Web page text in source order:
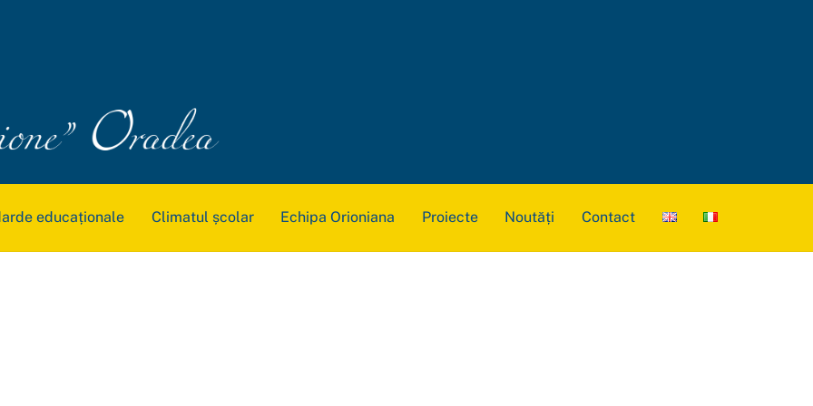
educaționale Climatul școlar Echipa Orioniana Proiecte Noutăți Contact